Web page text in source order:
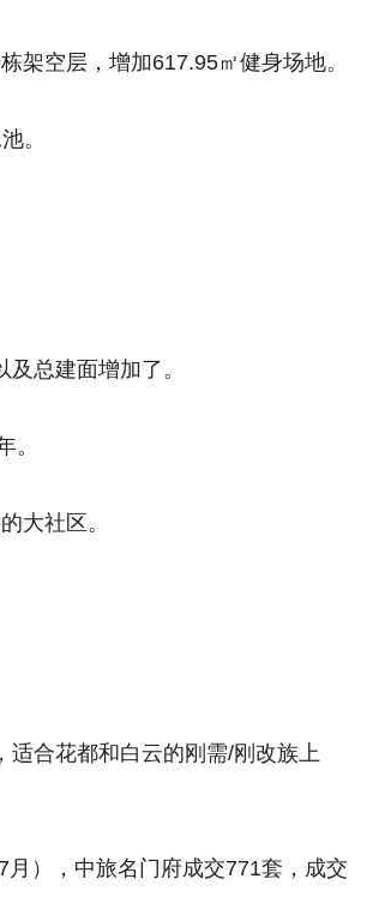
架空层，增加617.95㎡健身场地。
。
总建面增加了。
。
大社区。
合花都和白云的刚需/刚改族上
） ，中旅名门府成交771套，成交